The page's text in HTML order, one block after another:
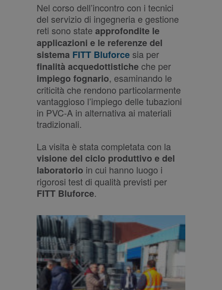
Nel corso dell’incontro con i tecnici
del servizio di ingegneria e gestione
reti sono state approfondite le
applicazioni e le referenze del
sistema FITT Bluforce sia per
finalità acquedottisticheche per
impiego fognario, esaminando le
criticità che rendono particolarmente
vantaggioso l’impiego delle tubazioni
in PVC-A in alternativa ai materiali
tradizionali.
La visita è stata completata con la
visione del ciclo produttivo e del
laboratorio in cui hanno luogo i
rigorosi test di qualità previsti per
FITT Bluforce.